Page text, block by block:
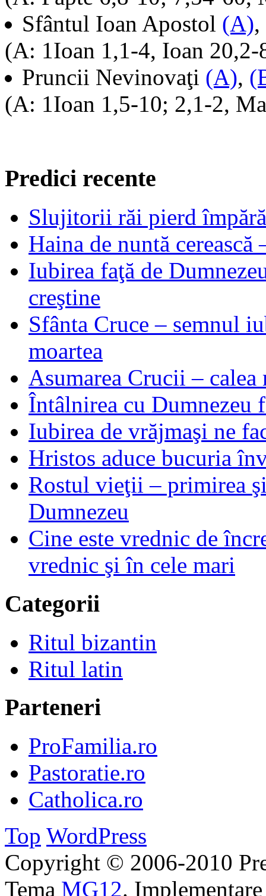
Sfântul Ioan Apostol (A),
(A: 1Ioan 1,1-4, Ioan 20,2-
Pruncii Nevinovaţi (A),
(A: 1Ioan 1,5-10; 2,1-2,
Predici recente
Slujitorii răi pierd
Haina de nuntă
Iubirea faţă de
creştine
Sfânta Cruce – semnul
moartea
Asumarea Crucii –
Întâlnirea cu Dumnezeu
Iubirea de vrăjmaşi ne
Hristos aduce bucuria
Rostul vieţii – primirea
Dumnezeu
Cine este vrednic de
vrednic şi în cele mari
Categorii
Ritul bizantin
Ritul latin
Parteneri
ProFamilia.ro
Pastoratie.ro
Catholica.ro
Top WordPress
Copyright © 2006-2010
Tema MG12.